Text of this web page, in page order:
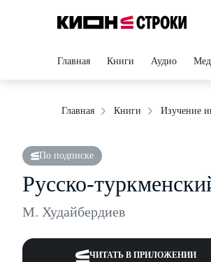
Главная Книги Аудио
Главная Книги Изучение
По подписке
Русско-
М. Худайбердиев
ЧИТАТЬ В ПРИЛОЖЕНИИ